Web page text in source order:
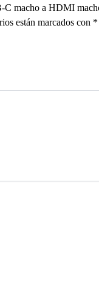
C macho a HDMI
están marcados con *